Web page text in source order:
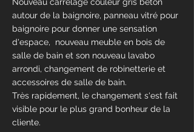
autour de la baignoire, panneau vitré pour
baignoire pour donner une sensation
d'espace, nouveau meuble en bois de
salle de bain et son nouveau lavabo
arrondi, changement de robinetterie et
accessoires de salle de bain.
Très rapidement, le changement s'est fait
visible pour le plus grand bonheur de la
cliente.